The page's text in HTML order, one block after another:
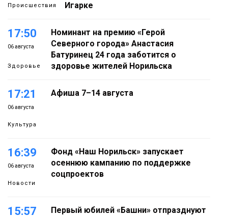
Происшествия
Игарке
17:50
06 августа
Здоровье
Номинант на премию «Герой
Северного города» Анастасия
Батуринец 24 года заботится о
здоровье жителей Норильска
17:21
06 августа
Культура
Афиша 7–14 августа
16:39
06 августа
Новости
Фонд «Наш Норильск» запускает
осеннюю кампанию по поддержке
соцпроектов
15:57
Первый юбилей «Башни» отпразднуют